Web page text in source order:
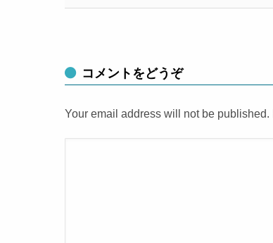
コメントをどうぞ
Your email address will not be